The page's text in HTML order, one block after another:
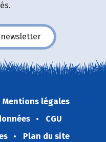
Mentions légales
CGU
Plan du site